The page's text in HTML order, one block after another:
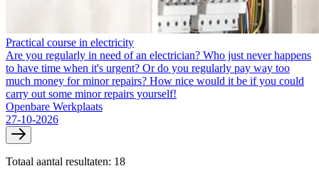
Practical course in electricity
Are you regularly in need of an electrician? Who just never happens
to have time when it's urgent? Or do you regularly pay way too
much money for minor repairs? How nice would it be if you could
carry out some minor repairs yourself!
Openbare Werkplaats
27-10-2026
Totaal aantal resultaten: 18